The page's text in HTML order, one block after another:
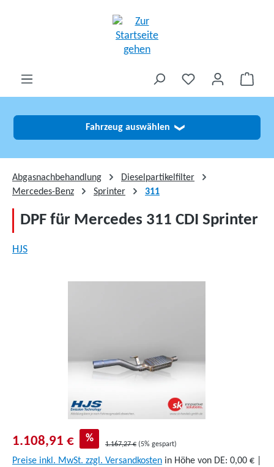
Fahrzeug auswählen ❯
Abgasnachbehandlung
Dieselpartikelfilter
Mercedes-Benz
Sprinter 311
DPF für Mercedes 311 CDI Sprinter
HJS
1.108,91 € % 1.167,27 € (5% gespart)
Preise inkl. MwSt. zzgl. Versandkosten in Höhe von DE: 0,00 € |